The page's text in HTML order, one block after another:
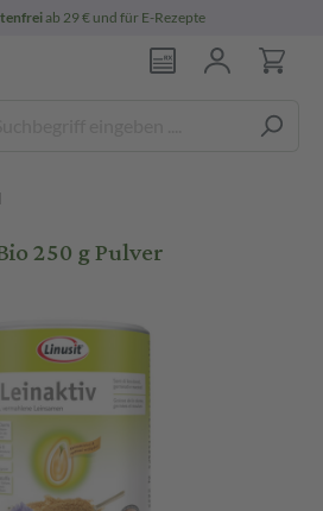
ab 29 € und für E-Rezepte
250 g Pulver